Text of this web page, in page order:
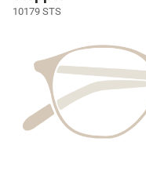
10179 STS